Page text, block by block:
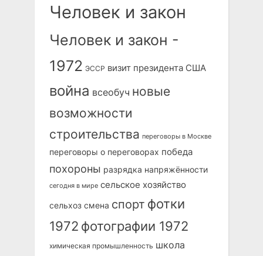
Человек и закон
Человек и закон -
1972 ЭССР визит президента США
война всеобуч новые
возможности
строительства переговоры в Москве
переговоры о переговорах победа
похороны разрядка напряжённости
сегодня в мире сельское хозяйство
сельхоз смена спорт фотки
1972 фотографии 1972
химическая промышленность школа